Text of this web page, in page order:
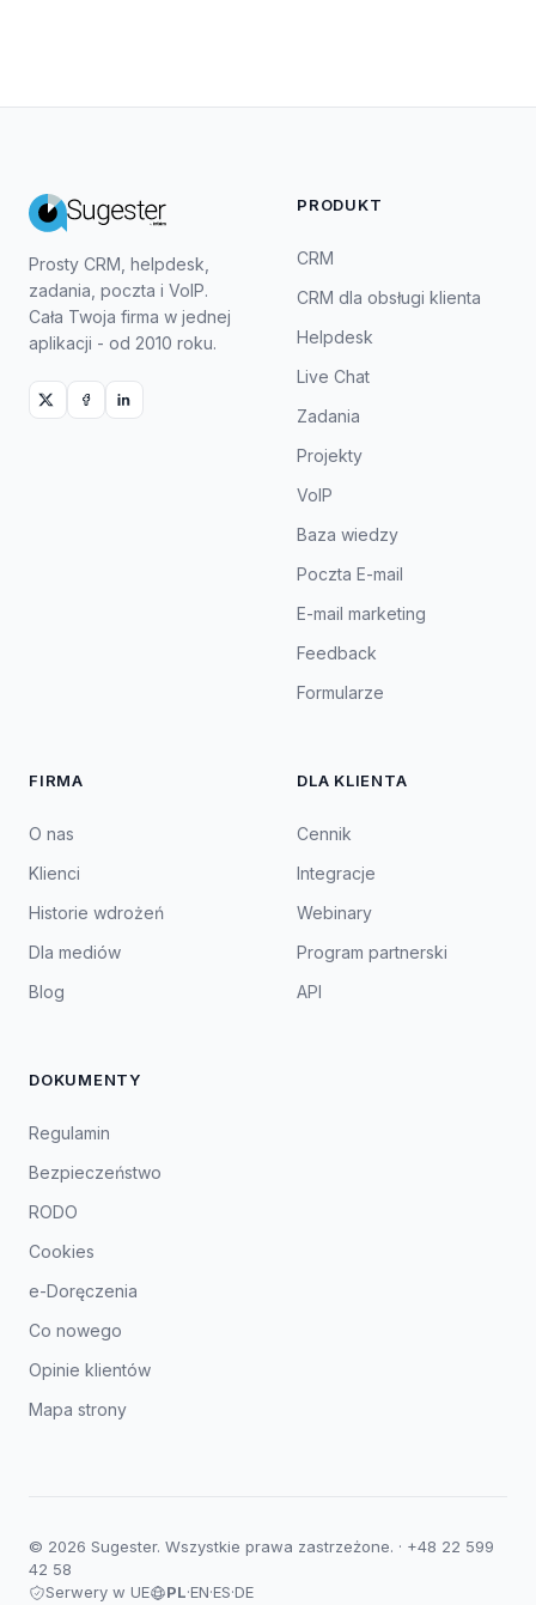
Prosty CRM, helpdesk,
zadania, poczta i VoIP.
Cała Twoja firma w jednej
aplikacji - od 2010 roku.
PRODUKT
CRM
CRM dla obsługi klienta
Helpdesk
Live Chat
Zadania
Projekty
VoIP
Baza wiedzy
Poczta E-mail
E-mail marketing
Feedback
Formularze
FIRMA
O nas
Klienci
Historie wdrożeń
Dla mediów
Blog
DLA KLIENTA
Cennik
Integracje
Webinary
Program partnerski
API
DOKUMENTY
Regulamin
Bezpieczeństwo
RODO
Cookies
e-Doręczenia
Co nowego
Opinie klientów
Mapa strony
© 2026 Sugester. Wszystkie prawa zastrzeżone. · +48 22 599
42 58
Serwery w UE
PL·EN·ES·DE